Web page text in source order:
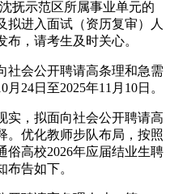
示范区所属事业单元的
拟进入面试（资历复审）人
，请考生及时关心。
会公开聘请高条理和急需
24日至2025年11月10日。
，拟面向社会公开聘请高
。优化教师步队布局，按照
俗高校2026年应届结业生聘
告如下。